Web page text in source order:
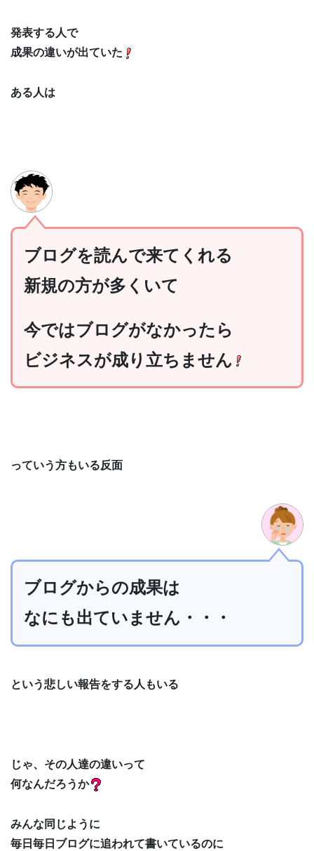
発表する人で
成果の違いが出ていた
ある人は
ブログを読んで来てくれる
新規の方が多くいて
今ではブログがなかったら
ビジネスが成り立ちません
っていう方もいる反面
ブログからの成果は
なにも出ていません・・・
という悲しい報告をする人もいる
じゃ、その人達の違いって
何なんだろうか
みんな同じように
毎日毎日ブログに追われて書いているのに